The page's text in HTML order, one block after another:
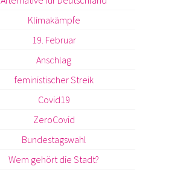
Klimakämpfe
19. Februar
Anschlag
feministischer Streik
Covid19
ZeroCovid
Bundestagswahl
Wem gehört die Stadt?